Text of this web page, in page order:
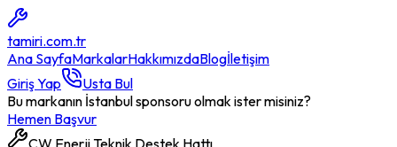
tamiri.com.tr
Ana SayfaMarkalarHakkımızdaBlogİletişim
Giriş Yap
Usta Bul
Bu markanın İstanbul sponsoru olmak ister misiniz?
Hemen Başvur
CW EnerjiTeknik Destek Hattı